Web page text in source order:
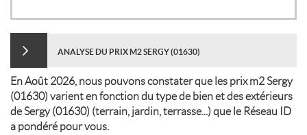
ANALYSE DU PRIX M2 SERGY (01630)
En Août 2026, nous pouvons constater que les prix m2 Sergy
(01630) varient en fonction du type de bien et des extérieurs
de Sergy (01630) (terrain, jardin, terrasse...) que le Réseau ID
a pondéré pour vous.